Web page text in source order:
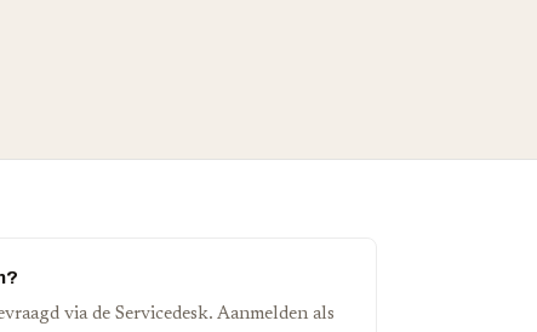
via de Servicedesk. Aanmelden als